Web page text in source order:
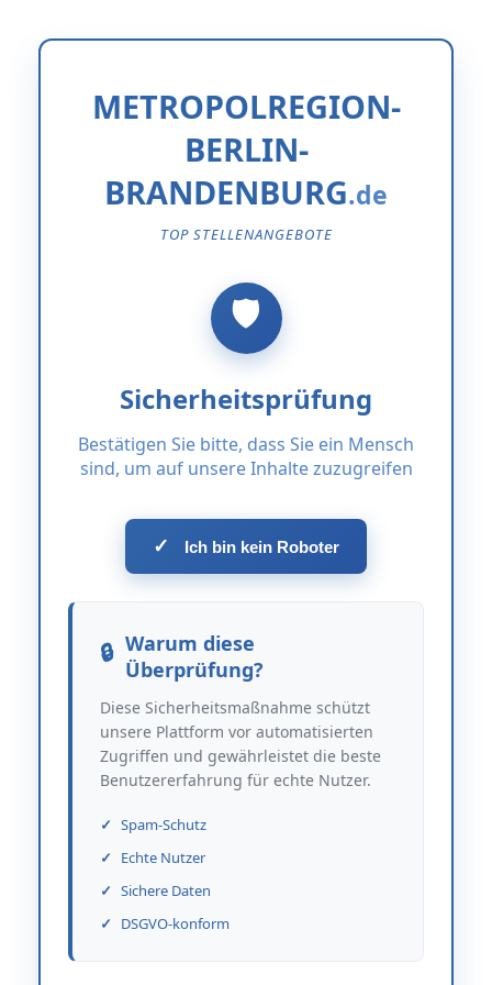
METROPOLREGION-
BERLIN-
BRANDENBURG
TOP STELLENANGEBOTE
Sicherheitsprüfung
Bestätigen Sie bitte, dass Sie ein Mensch
sind, um auf unsere Inhalte zuzugreifen
✓ Ich bin kein Roboter
Warum diese
Überprüfung?
Diese Sicherheitsmaßnahme schützt
unsere Plattform vor automatisierten
Zugriffen und gewährleistet die beste
Benutzererfahrung für echte Nutzer.
Spam-Schutz
Echte Nutzer
Sichere Daten
DSGVO-konform